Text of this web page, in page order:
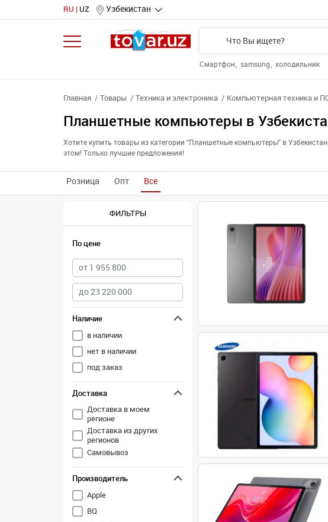
RU UZ Узбекистан
Смартфон samsung холодильник
Главная Товары Техника и электроника Компьютерная техника и
Планшетные компьютеры в
Хотите купить товары из категории "Планшетные компьютеры" в
этом! Только лучшие предложения!
Розница Опт Все
ФИЛЬТРЫ
По цене
Наличие
в наличии
нет в наличии
под заказ
Доставка
Доставка в моем
регионе
Доставка из других
регионов
Самовывоз
Производитель
Apple
BQ